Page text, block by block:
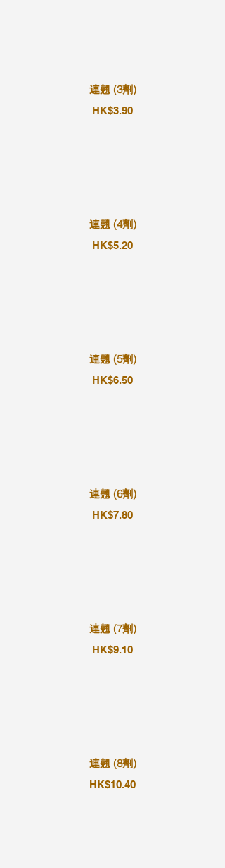
連翹 (3劑)
HK$3.90
連翹 (4劑)
HK$5.20
連翹 (5劑)
HK$6.50
連翹 (6劑)
HK$7.80
連翹 (7劑)
HK$9.10
連翹 (8劑)
HK$10.40